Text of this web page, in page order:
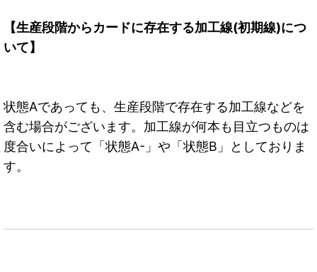
【生産段階からカードに存在する加工線(初期線)につ
いて】
状態Aであっても、生産段階で存在する加工線などを
含む場合がございます。加工線が何本も目立つものは
度合いによって「状態A-」や「状態B」としておりま
す。